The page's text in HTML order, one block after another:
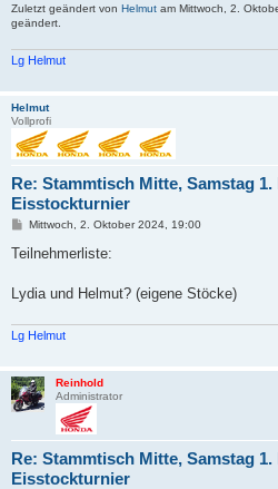
Zuletzt geändert von Helmut am Mittwoch, 2.
geändert.
Lg Helmut
Helmut
Vollprofi
Re: Stammtisch Mitte, Samstag 1.
Eisstockturnier
B
i
a
Mittwoch, 2. Oktober 2024, 19:00
Teilnehmerliste:
Lydia und Helmut? (eigene Stöcke)
Lg Helmut
Reinhold
Administrator
Re: Stammtisch Mitte, Samstag 1.
Eisstockturnier